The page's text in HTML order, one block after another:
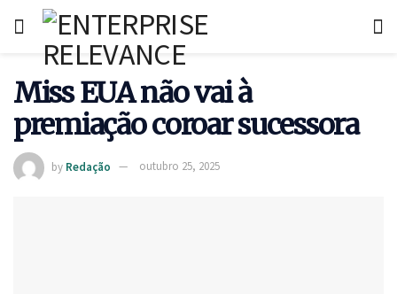
Miss EUA não vai à
premiação coroar sucessora
by Redação outubro 25, 2025